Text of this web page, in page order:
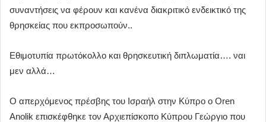
συναντήσεις να φέρουν και κανένα διακριτικό ενδεικτικό της
θρησκείας που εκπροσωπούν..
Εθιμοτυπία πρωτόκολλο και θρησκευτική διπλωματία…. ναι
μεν αλλά…
Ο απερχόμενος πρέσβης του Ισραήλ στην Κύπρο ο Oren
Anolik επισκέφθηκε τον Αρχιεπίσκοπο Κύπρου Γεώργιο που